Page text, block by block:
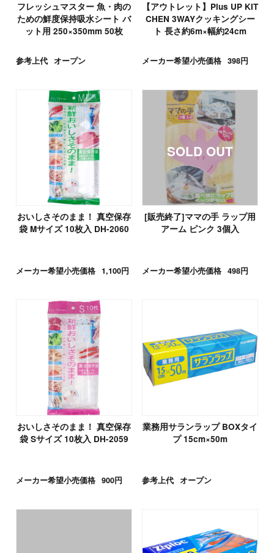
フレッシュマスター 魚・肉の
ための鮮度保持吸水シート バ
ット用 250×350mm 50枚
参考上代 オープン
【アウトレット】Plus UP KIT
CHEN 3WAYクッキングシー
ト 長さ約6m×幅約24cm
メーカー希望小売価格 398円
おいしさそのまま！ 真空保存
袋 Mサイズ 10枚入 DH-2060
メーカー希望小売価格 1,100円
[販売終了]ママの手 ラップ用
アーム ピンク 3個入
メーカー希望小売価格 498円
おいしさそのまま！ 真空保存
袋 Sサイズ 10枚入 DH-2059
メーカー希望小売価格 900円
業務用サランラップ BOXタイ
プ 15cm×50m
参考上代 オープン